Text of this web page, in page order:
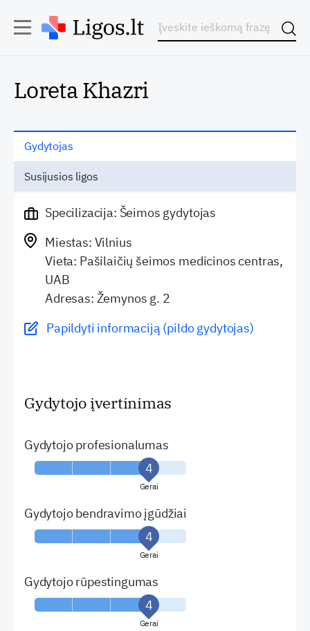
Loreta Khazri
Gydytojas
Susijusios ligos
Specilizacija: Šeimos gydytojas
Miestas: Vilnius
Vieta: Pašilaičių šeimos medicinos centras,
UAB
Adresas: Žemynos g. 2
Papildyti informaciją (pildo gydytojas)
Gydytojo įvertinimas
Gydytojo profesionalumas
Gerai
Gydytojo bendravimo įgūdžiai
Gerai
Gydytojo rūpestingumas
Gerai